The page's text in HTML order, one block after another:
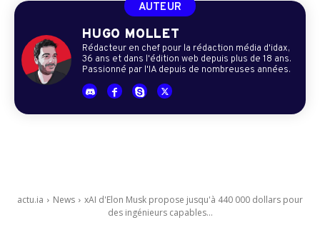
AUTEUR
HUGO MOLLET
Rédacteur en chef pour la rédaction média d'idax,
36 ans et dans l'édition web depuis plus de 18 ans.
Passionné par l'IA depuis de nombreuses années.
actu.ia News
xAI d'Elon Musk propose jusqu'à 440 000 dollars pour
des ingénieurs capables...